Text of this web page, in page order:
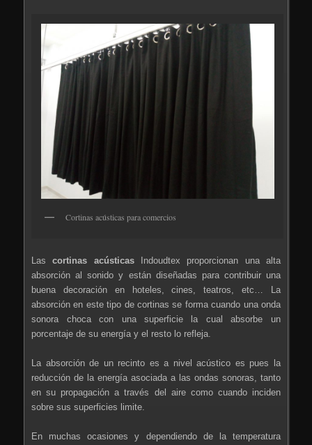
Cortinas acústicas para comercios
Lascortinas acústicas
Indoudtex proporcionan una alta
absorción al sonido y están diseñadas para contribuir una
buena decoración en hoteles, cines, teatros, etc… La
absorción en este tipo de cortinas se forma cuando una onda
sonora choca con una superficie la cual absorbe un
porcentaje de su energía y el resto lo refleja.
La absorción de un recinto es a nivel acústico es pues la
reducción de la energía asociada a las ondas sonoras, tanto
en su propagación a través del aire como cuando inciden
sobre sus superficies limite.
En muchas ocasiones y dependiendo de la temperatura